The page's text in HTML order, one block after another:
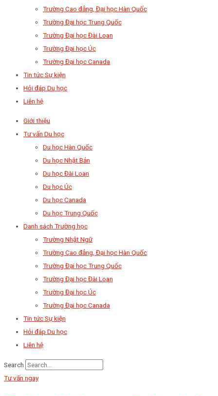
Trường Cao đẳng, Đại học Hàn Quốc
Trường Đại học Trung Quốc
Trường Đại học Đài Loan
Trường Đại học Úc
Trường Đại học Canada
Tin tức Sự kiện
Hỏi đáp Du học
Liên hệ
Giới thiệu
Tư vấn Du học
Du học Hàn Quốc
Du học Nhật Bản
Du học Đài Loan
Du học Úc
Du học Canada
Du học Trung Quốc
Danh sách Trường học
Trường Nhật Ngữ
Trường Cao đẳng, Đại học Hàn Quốc
Trường Đại học Trung Quốc
Trường Đại học Đài Loan
Trường Đại học Úc
Trường Đại học Canada
Tin tức Sự kiện
Hỏi đáp Du học
Liên hệ
Search
Tư vấn ngay